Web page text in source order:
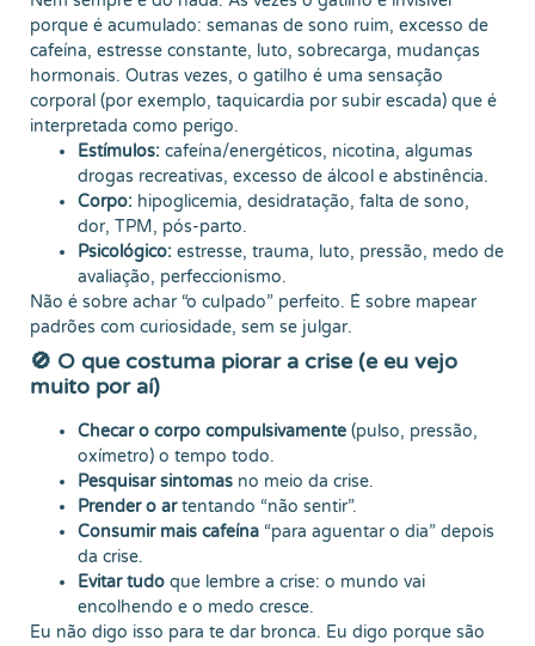
porque é acumulado: semanas de sono ruim, excesso de
cafeína, estresse constante, luto, sobrecarga, mudanças
hormonais. Outras vezes, o gatilho é uma sensação
corporal (por exemplo, taquicardia por subir escada) que é
interpretada como perigo.
Estímulos: cafeína/energéticos, nicotina, algumas
drogas recreativas, excesso de álcool e abstinência.
Corpo: hipoglicemia, desidratação, falta de sono,
dor, TPM, pós-parto.
Psicológico: estresse, trauma, luto, pressão, medo de
avaliação, perfeccionismo.
Não é sobre achar “o culpado” perfeito. É sobre mapear
padrões com curiosidade, sem se julgar.
🚫 O que costuma piorar a crise (e eu vejo
muito por aí)
Checar o corpo compulsivamente (pulso, pressão,
oxímetro) o tempo todo.
Pesquisar sintomas no meio da crise.
Prender o artentando “não sentir”.
Consumir mais cafeína “para aguentar o dia” depois
da crise.
Evitar tudo que lembre a crise: o mundo vai
encolhendo e o medo cresce.
Eu não digo isso para te dar bronca. Eu digo porque são